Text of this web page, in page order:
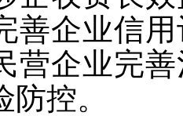
善企业信
营企业完
控。